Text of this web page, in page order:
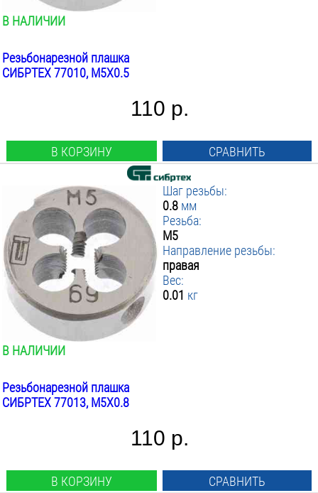
В НАЛИЧИИ
Резьбонарезной плашка
СИБРТЕХ 77010, М5Х0.5
110 р.
В КОРЗИНУ СРАВНИТЬ
Шаг резьбы:
0.8 мм
Резьба:
М5
Направление резьбы:
правая
Вес:
0.01 кг
В НАЛИЧИИ
Резьбонарезной плашка
СИБРТЕХ 77013, М5Х0.8
110 р.
В КОРЗИНУ СРАВНИТЬ